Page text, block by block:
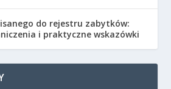
do rejestru zabytków:
i praktyczne wskazówki